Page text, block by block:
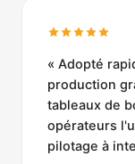
« Adopté
production
tableaux de
opérateurs
pilotage à